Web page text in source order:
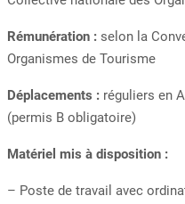
Rémunération : selon la
Organismes de Tourisme
Déplacements : réguliers en
(permis B obligatoire)
Matériel mis à disposition :
– Poste de travail avec